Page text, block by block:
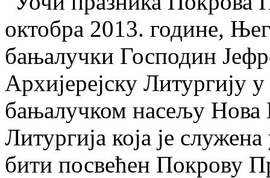
октобра 2013. године,
бањалучки Господин
Архијерејску Литургију
бањалучком насељу Нова
Литургија која је
бити посвећен Покрову